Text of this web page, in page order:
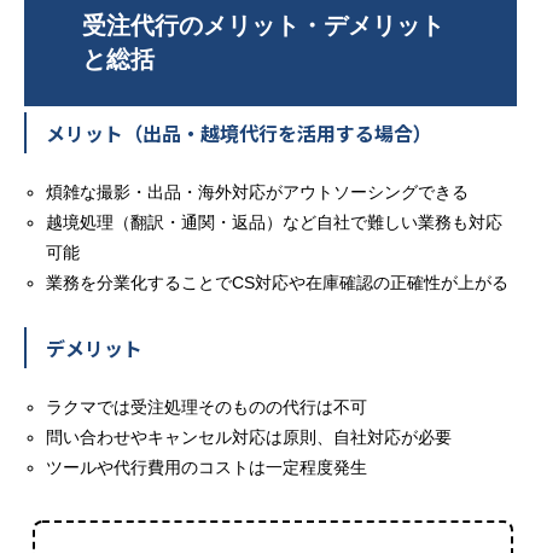
受注代行のメリット・デメリット
と総括
メリット（出品・越境代行を活用する場合）
煩雑な撮影・出品・海外対応がアウトソーシングできる
越境処理（翻訳・通関・返品）など自社で難しい業務も対応
可能
業務を分業化することでCS対応や在庫確認の正確性が上がる
デメリット
ラクマでは受注処理そのものの代行は不可
問い合わせやキャンセル対応は原則、自社対応が必要
ツールや代行費用のコストは一定程度発生